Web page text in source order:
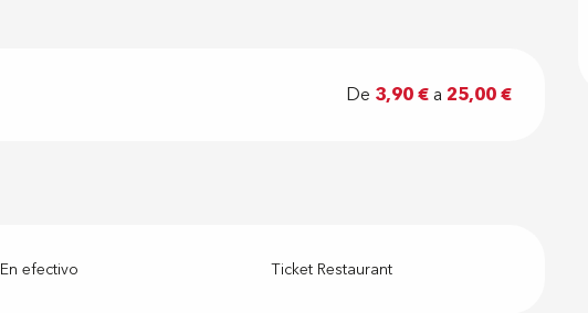
De 3,90 €a25,00 €
En efectivo Ticket Restaurant